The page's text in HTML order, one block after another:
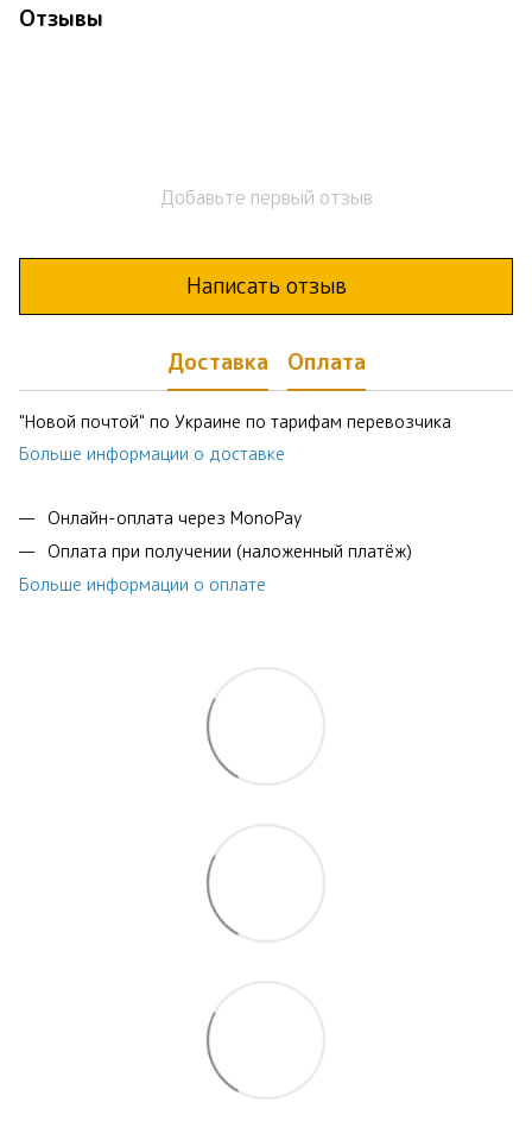
Отзывы
Добавьте первый отзыв
Написать отзыв
Доставка Оплата
"Новой почтой" по Украине по тарифам перевозчика
Больше информации о доставке
Онлайн-оплата через MonoPay
Оплата при получении (наложенный платёж)
Больше информации о оплате